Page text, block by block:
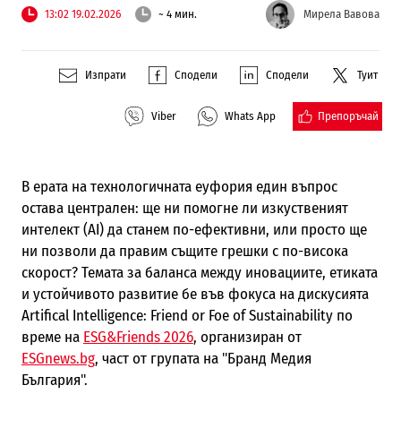
13:02 19.02.2026 ~ 4 мин. Мирела Вавова
Изпрати Сподели Сподели Туит
Viber Whats App Препоръчай
В ерата на технологичната еуфория един въпрос
остава централен: ще ни помогне ли изкуственият
интелект (AI) да станем по-ефективни, или просто ще
ни позволи да правим същите грешки с по-висока
скорост? Темата за баланса между иновациите, етиката
и устойчивото развитие бе във фокуса на дискусията
Artifical Intelligence: Friend or Foe of Sustainability по
време на ESG&Friends 2026, организиран от
ESGnews.bg, част от групата на "Бранд Медия
България".